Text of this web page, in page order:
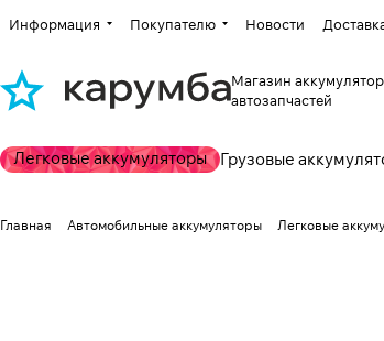
Информация Покупателю Новости
Магазин
автозапчастей
Легковые аккумуляторы Грузовые
Главная Автомобильные аккумуляторы Легковые